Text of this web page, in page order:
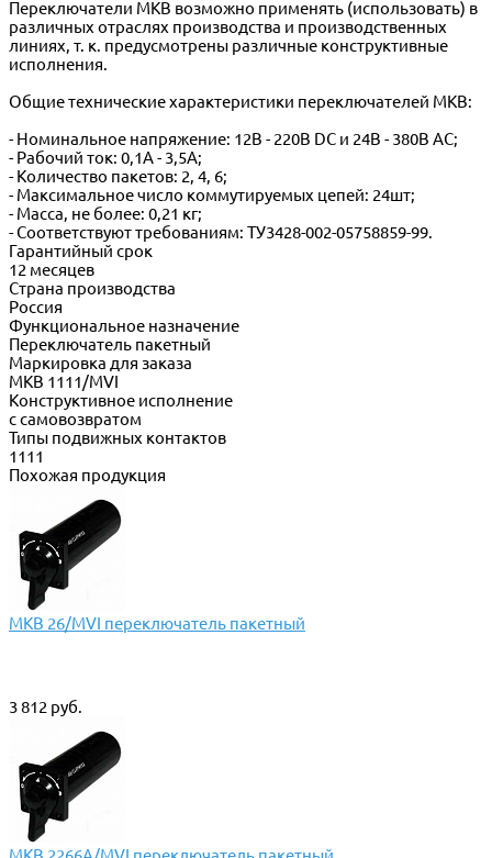
Переключатели МКВ возможно применять (использовать) в
различных отраслях производства и производственных
линиях, т. к. предусмотрены различные конструктивные
исполнения.
Общие технические характеристики переключателей МКВ:
- Номинальное напряжение: 12В - 220В DС и 24В - 380В АС;
- Рабочий ток: 0,1А - 3,5А;
- Количество пакетов: 2, 4, 6;
- Максимальное число коммутируемых цепей: 24шт;
- Масса, не более: 0,21 кг;
- Соответствуют требованиям: ТУ3428-002-05758859-99.
Гарантийный срок
12 месяцев
Страна производства
Россия
Функциональное назначение
Переключатель пакетный
Маркировка для заказа
МКВ 1111/МVI
Конструктивное исполнение
с самовозвратом
Типы подвижных контактов
1111
Похожая продукция
МКВ 26/МVI переключатель пакетный
3 812 руб.